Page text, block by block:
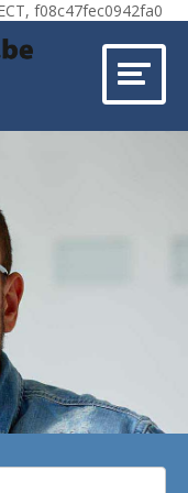
f08c47fec0942fa0